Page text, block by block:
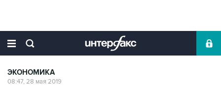
ЭКОНОМИКА
08:47, 28 мая 2019